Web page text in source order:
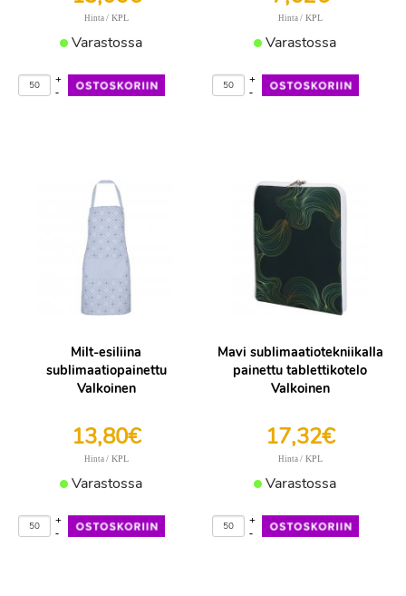
Hinta / KPL
Varastossa
-
+
Hinta / KPL
Varastossa
-
+
Milt-esiliina
sublimaatiopainettu
Valkoinen
13,80€
Hinta / KPL
Varastossa
-
+
Mavi sublimaatiotekniikalla
painettu tablettikotelo
Valkoinen
17,32€
Hinta / KPL
Varastossa
-
+